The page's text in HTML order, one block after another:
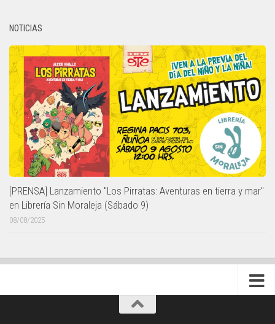
NOTICIAS
[PRENSA] Lanzamiento "Los Pirratas: Aventuras en tierra y mar"
en Librería Sin Moraleja (Sábado 9)
08/08/2025